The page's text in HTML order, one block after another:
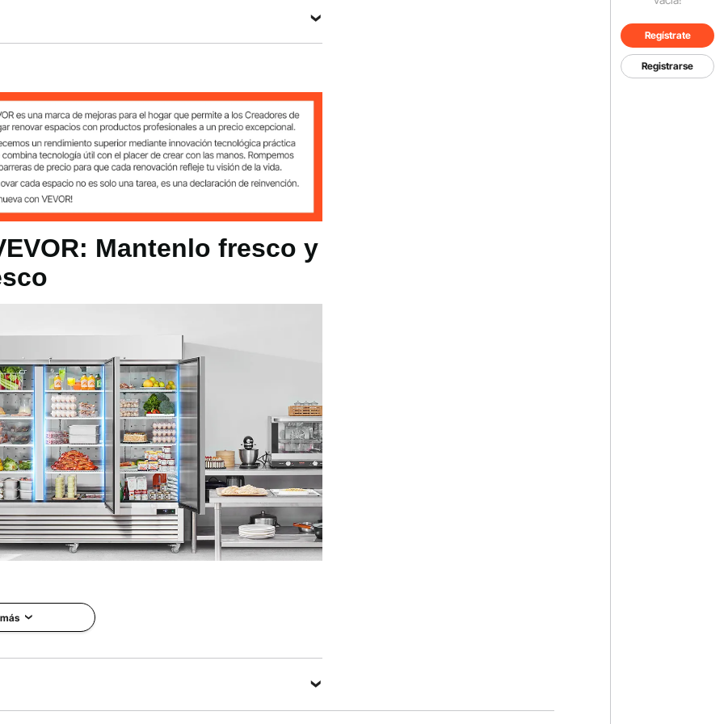
Regístrate
Registrarse
Ver todas las especificaciones
a 5 °C
/ 1711Ｌ
kg
pulgadas / 2097 x 800 x 2110 mm
Mantenlo fresco y
de temperatura, lo que permite ajustes precisos. La
energía, asegurando que sus alimentos se mantengan
más tiempo.